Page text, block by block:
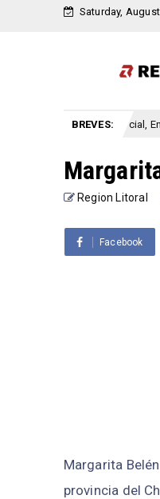
Saturday,
BREVES:
San Marcial, Entre Ríos
Region Litoral
Facebook
Margarita
provincia del